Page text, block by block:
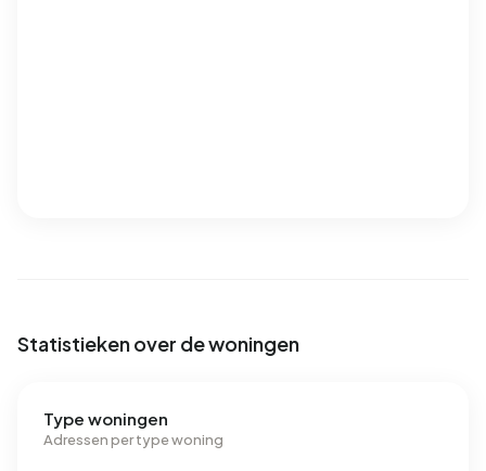
Statistieken over de woningen
Type woningen
Adressen per type woning